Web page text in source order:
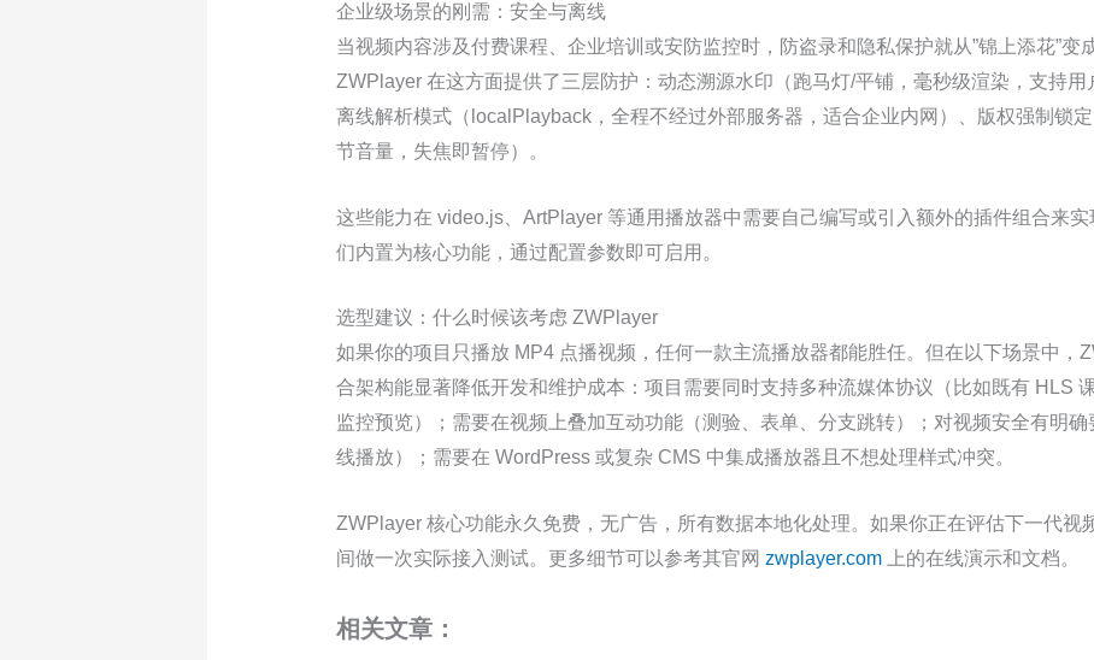
企业级场景的刚需：安全与离线
当视频内容涉及付费课程、企业培训或安防监控时，防盗录和隐私保护就从”锦上添花”变成
ZWPlayer 在这方面提供了三层防护：动态溯源水印（跑马灯/平铺，毫秒级渲染，支持
离线解析模式（localPlayback，全程不经过外部服务器，适合企业内网）、版权强制锁
节音量，失焦即暂停）。
这些能力在 video.js、ArtPlayer 等通用播放器中需要自己编写或引入额外的插件组合来
们内置为核心功能，通过配置参数即可启用。
选型建议：什么时候该考虑 ZWPlayer
如果你的项目只播放 MP4 点播视频，任何一款主流播放器都能胜任。但在以下场景中，
合架构能显著降低开发和维护成本：项目需要同时支持多种流媒体协议（比如既有 HLS
监控预览）；需要在视频上叠加互动功能（测验、表单、分支跳转）；对视频安全有明
线播放）；需要在 WordPress 或复杂 CMS 中集成播放器且不想处理样式冲突。
ZWPlayer 核心功能永久免费，无广告，所有数据本地化处理。如果你正在评估下一代视
间做一次实际接入测试。更多细节可以参考其官网 zwplayer.com上的在线演示和文档。
相关文章：